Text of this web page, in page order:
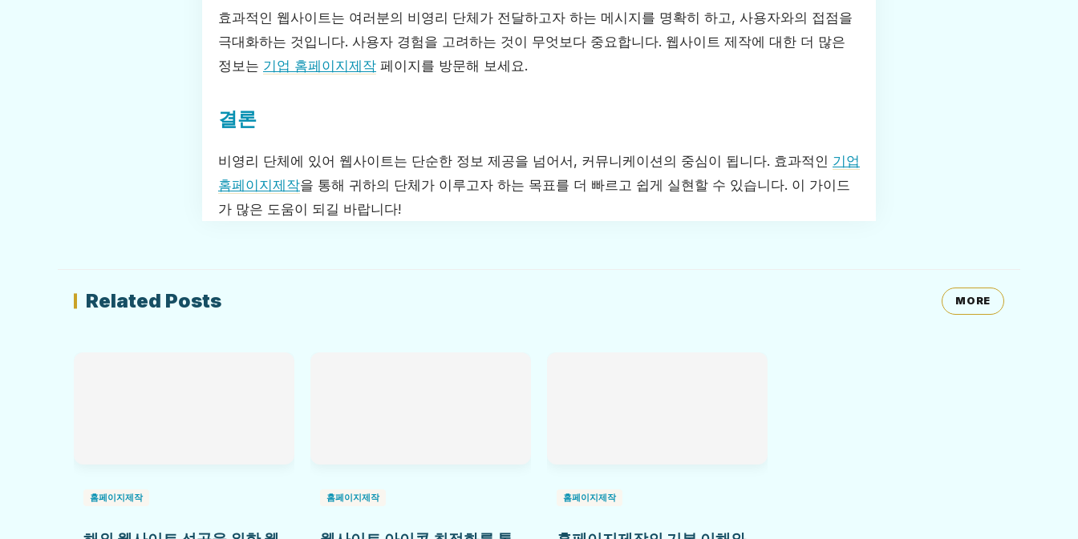
효과적인 웹사이트는 여러분의 비영리 단체가 전달하고자 하는 메시지를 명확히 하고, 사용자와의 접점을
극대화하는 것입니다. 사용자 경험을 고려하는 것이 무엇보다 중요합니다. 웹사이트 제작에 대한 더 많은
정보는 기업 홈페이지제작 페이지를 방문해 보세요.
결론
비영리 단체에 있어 웹사이트는 단순한 정보 제공을 넘어서, 커뮤니케이션의 중심이 됩니다. 효과적인 기업
홈페이지제작을 통해 귀하의 단체가 이루고자 하는 목표를 더 빠르고 쉽게 실현할 수 있습니다. 이 가이드
가 많은 도움이 되길 바랍니다!
Related Posts MORE
홈페이지제작 홈페이지제작 홈페이지제작